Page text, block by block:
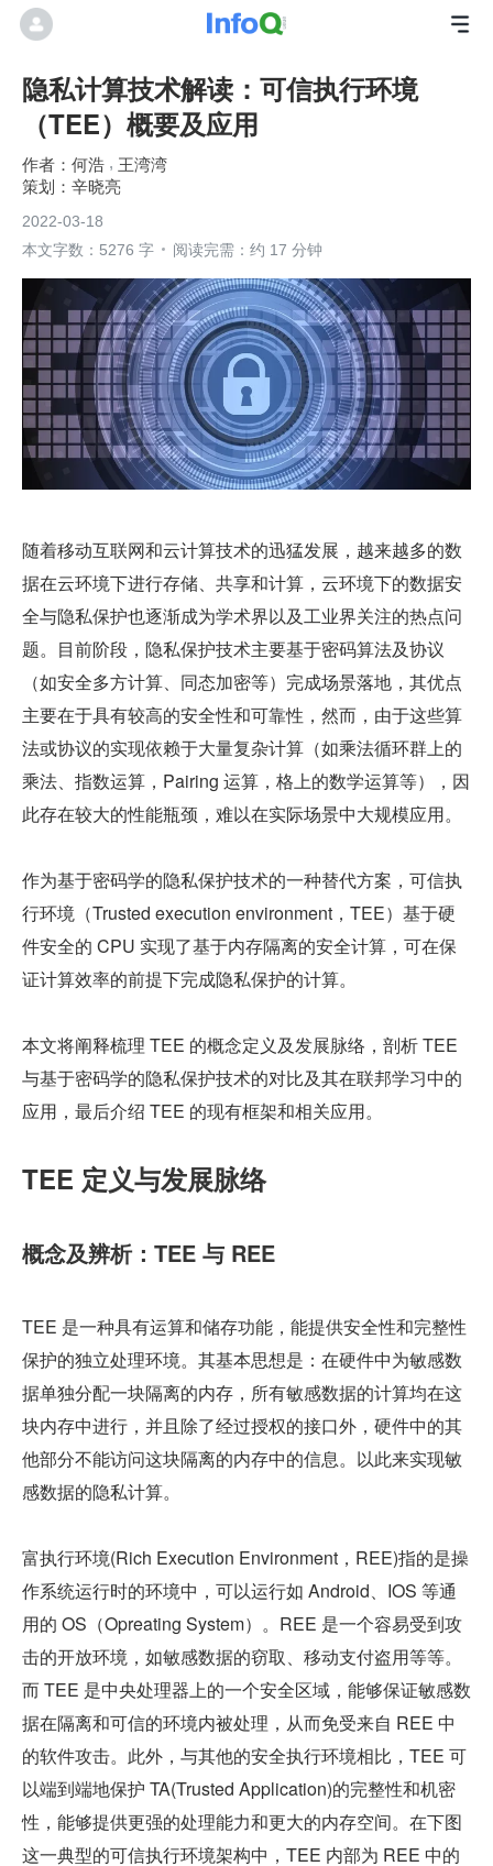
隐私计算技术解读：可信执行环境
（TEE）概要及应用
何浩
王湾湾
辛晓亮
2022-03-18
本文字数：5276 字
阅读完需：约 17 分钟
随着移动互联网和云计算技术的迅猛发展，越来越多的数
据在云环境下进行存储、共享和计算，云环境下的数据安
全与隐私保护也逐渐成为学术界以及工业界关注的热点问
题。目前阶段，隐私保护技术主要基于密码算法及协议
（如安全多方计算、同态加密等）完成场景落地，其优点
主要在于具有较高的安全性和可靠性，然而，由于这些算
法或协议的实现依赖于大量复杂计算（如乘法循环群上的
乘法、指数运算，Pairing 运算，格上的数学运算等），因
此存在较大的性能瓶颈，难以在实际场景中大规模应用。
作为基于密码学的隐私保护技术的一种替代方案，可信执
行环境（Trusted execution environment，TEE）基于硬
件安全的 CPU 实现了基于内存隔离的安全计算，可在保
证计算效率的前提下完成隐私保护的计算。
本文将阐释梳理 TEE 的概念定义及发展脉络，剖析 TEE
与基于密码学的隐私保护技术的对比及其在联邦学习中的
应用，最后介绍 TEE 的现有框架和相关应用。
TEE 定义与发展脉络
概念及辨析：TEE 与 REE
TEE 是一种具有运算和储存功能，能提供安全性和完整性
保护的独立处理环境。其基本思想是：在硬件中为敏感数
据单独分配一块隔离的内存，所有敏感数据的计算均在这
块内存中进行，并且除了经过授权的接口外，硬件中的其
他部分不能访问这块隔离的内存中的信息。以此来实现敏
感数据的隐私计算。
富执行环境(Rich Execution Environment，REE)指的是操
作系统运行时的环境中，可以运行如 Android、IOS 等通
用的 OS（Opreating System）。REE 是一个容易受到攻
击的开放环境，如敏感数据的窃取、移动支付盗用等等。
而 TEE 是中央处理器上的一个安全区域，能够保证敏感数
据在隔离和可信的环境内被处理，从而免受来自 REE 中
的软件攻击。此外，与其他的安全执行环境相比，TEE 可
以端到端地保护 TA(Trusted Application)的完整性和机密
性，能够提供更强的处理能力和更大的内存空间。在下图
这一典型的可信执行环境架构中，TEE 内部为 REE 中的